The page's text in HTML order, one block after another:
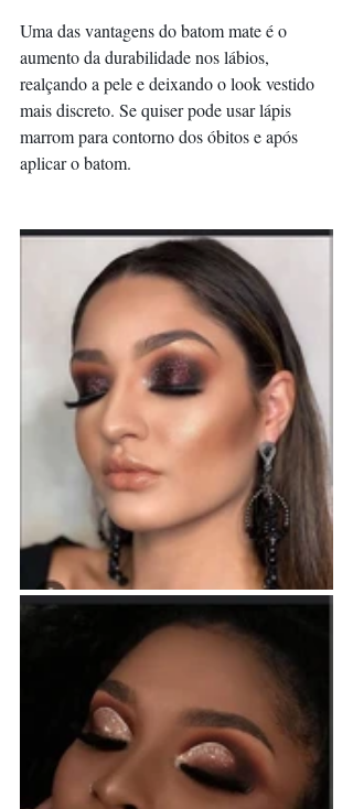
Uma das vantagens do batom mate é o
aumento da durabilidade nos lábios,
realçando a pele e deixando o look vestido
mais discreto. Se quiser pode usar lápis
marrom para contorno dos óbitos e após
aplicar o batom.